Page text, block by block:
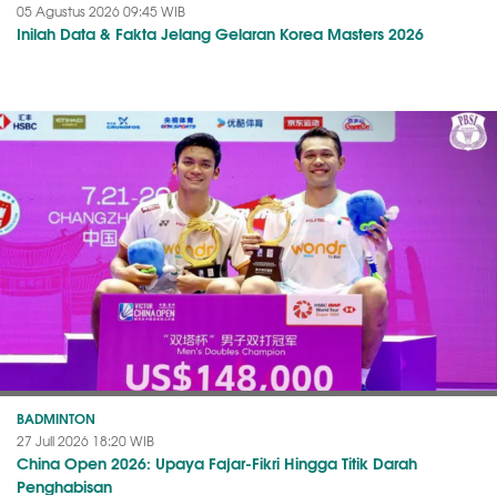
05 Agustus 2026 09:45 WIB
Inilah Data & Fakta Jelang Gelaran Korea Masters 2026
BADMINTON
27 Juli 2026 18:20 WIB
China Open 2026: Upaya Fajar-Fikri Hingga Titik Darah
Penghabisan